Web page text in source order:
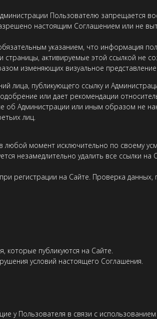
Пользователю запрещается
настоящим Соглашением или не
указанием, что информация
активируемые этой ссылкой не
изменяющих визуальное
лица, публикующего ссылку и
или дает рекомендации
об Администрации или иным образом не
лиц.
любой момент исключительно по своему
незамедлительно удалить все ссылки на
регистрации на Сайте. Проверка
которые публикуются на Сайте.
условий настоящего Соглашения.
у Пользователя в связи с